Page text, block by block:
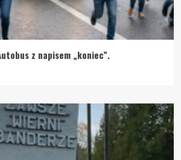
z napisem „koniec”.